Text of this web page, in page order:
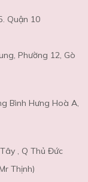
Quận 10
Phường 12, Gò
Bình Hưng Hoà A,
, Q Thủ Đức
Thịnh)